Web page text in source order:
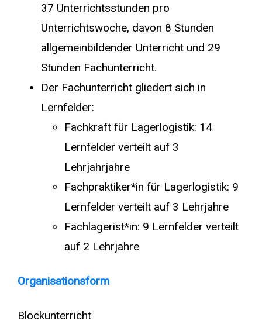
37 Unterrichtsstunden pro
Unterrichtswoche, davon 8 Stunden
allgemeinbildender Unterricht und 29
Stunden Fachunterricht.
Der Fachunterricht gliedert sich in
Lernfelder:
Fachkraft für Lagerlogistik: 14
Lernfelder verteilt auf 3
Lehrjahrjahre
Fachpraktiker*in für Lagerlogistik: 9
Lernfelder verteilt auf 3 Lehrjahre
Fachlagerist*in: 9 Lernfelder verteilt
auf 2 Lehrjahre
Organisationsform
Blockunterricht